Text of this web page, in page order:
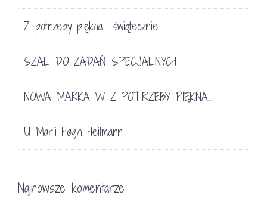
Z potrzeby piękna… świątecznie
SZAL DO ZADAŃ SPECJALNYCH
NOWA MARKA W Z POTRZEBY PIĘKNA…
U Marii Høgh Heilmann
Najnowsze komentarze